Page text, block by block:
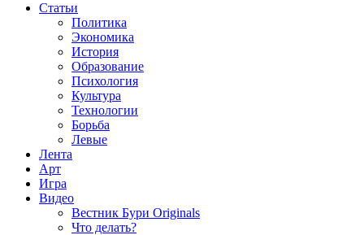
Статьи
Политика
Экономика
История
Образование
Психология
Культура
Технологии
Борьба
Левые
Лента
Арт
Игра
Видео
Вестник Бури Originals
Что делать?